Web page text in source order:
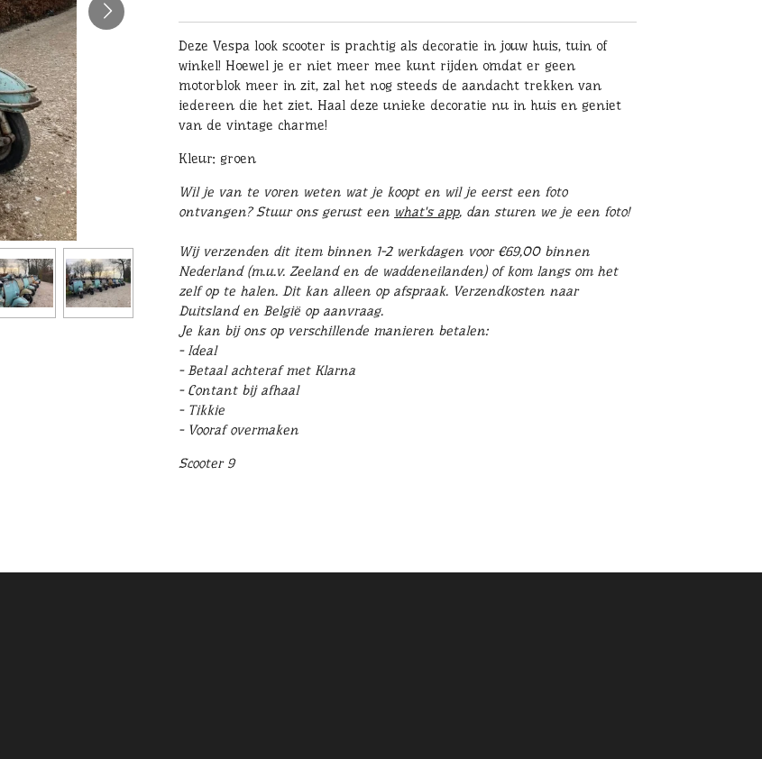
Deze Vespa look scooter is prachtig als decoratie in jouw huis, tuin of
winkel! Hoewel je er niet meer mee kunt rijden omdat er geen
motorblok meer in zit, zal het nog steeds de aandacht trekken van
iedereen die het ziet. Haal deze unieke decoratie nu in huis en geniet
van de vintage charme!
Kleur: groen
Wil je van te voren weten wat je koopt en wil je eerst een foto
ontvangen? Stuur ons gerust een what's app, dan sturen we je een foto!
Wij verzenden dit item binnen 1-2 werkdagen voor €69,00 binnen
Nederland (m.u.v. Zeeland en de waddeneilanden) of kom langs om het
zelf op te halen. Dit kan alleen op afspraak. Verzendkosten naar
Duitsland en België op aanvraag.
Je kan bij ons op verschillende manieren betalen:
- Ideal
- Betaal achteraf met Klarna
- Contant bij afhaal
- Tikkie
- Vooraf overmaken
Scooter 9